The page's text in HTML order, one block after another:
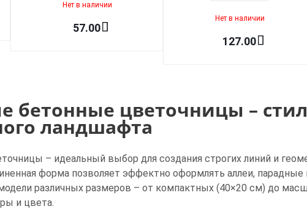
Нет в наличии
57.00
Нет в наличии
127.00
бетонные цветочницы –
ландшафта
– идеальный выбор для создания строгих линий и
форма позволяет эффектно оформлять аллеи,
различных размеров – от компактных (40×20 см) до
и цвета.